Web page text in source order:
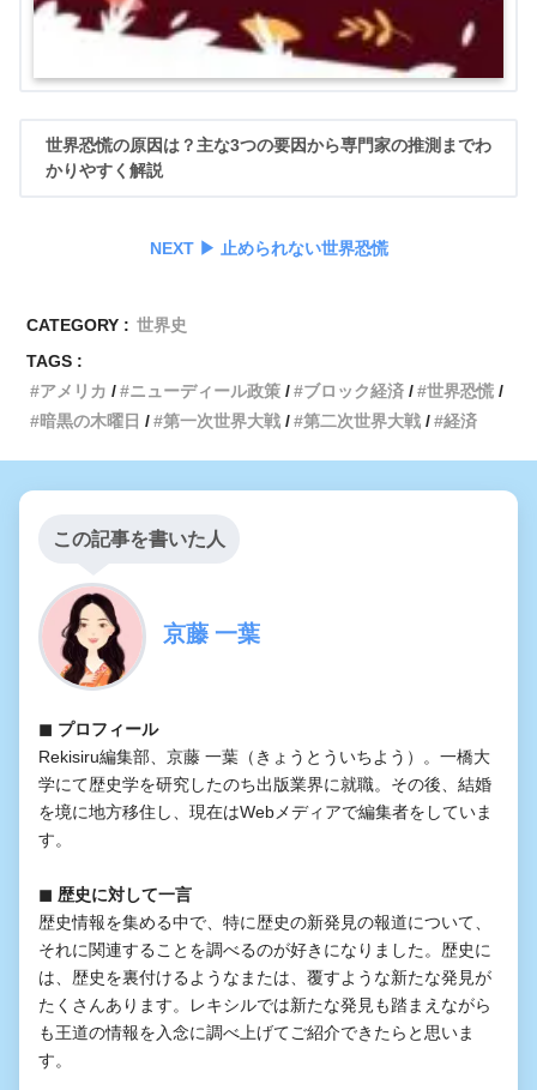
世界恐慌の原因は？主な3つの要因から専門家の推測までわ
かりやすく解説
NEXT ▶︎ 止められない世界恐慌
CATEGORY : 世界史
TAGS :
アメリカ
ニューディール政策 ブロック経済
世界恐慌
暗黒の木曜日
第一次世界大戦 第二次世界大戦 経済
この記事を書いた人
京藤 一葉
◼︎ プロフィール
Rekisiru編集部、京藤 一葉（きょうとういちよう）。一橋大
学にて歴史学を研究したのち出版業界に就職。その後、結婚
を境に地方移住し、現在はWebメディアで編集者をしていま
す。
◼︎ 歴史に対して一言
歴史情報を集める中で、特に歴史の新発見の報道について、
それに関連することを調べるのが好きになりました。歴史に
は、歴史を裏付けるようなまたは、覆すような新たな発見が
たくさんあります。レキシルでは新たな発見も踏まえながら
も王道の情報を入念に調べ上げてご紹介できたらと思いま
す。